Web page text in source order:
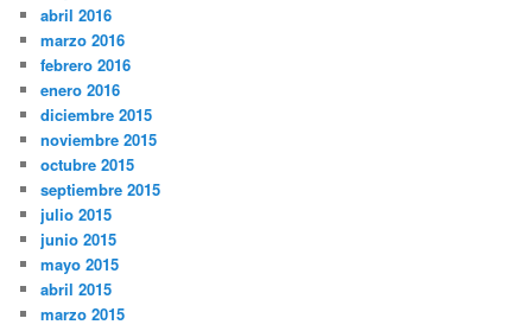
abril 2016
marzo 2016
febrero 2016
enero 2016
diciembre 2015
noviembre 2015
octubre 2015
septiembre 2015
julio 2015
junio 2015
mayo 2015
abril 2015
marzo 2015